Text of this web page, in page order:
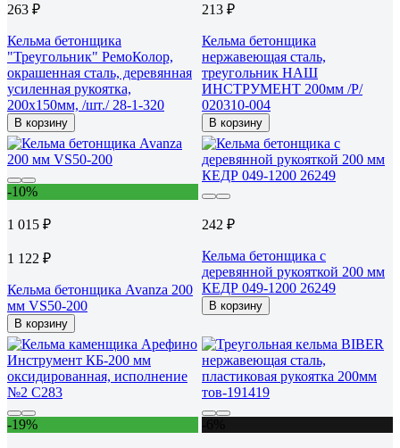
263 ₽
Кельма бетонщика
"Треугольник" РемоКолор,
окрашенная сталь, деревянная
усиленная рукоятка,
200х150мм, /шт./ 28-1-320
В корзину
213 ₽
Кельма бетонщика
нержавеющая сталь,
треугольник НАШ
ИНСТРУМЕНТ 200мм /Р/
020310-004
В корзину
-10%
1 015 ₽
1 122 ₽
Кельма бетонщика Avanza 200
мм VS50-200
В корзину
242 ₽
Кельма бетонщика с
деревянной рукояткой 200 мм
КЕДР 049-1200 26249
В корзину
-19%